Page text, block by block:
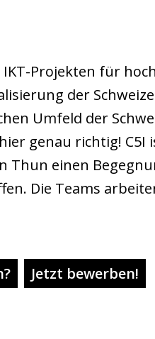
Projekten für
der
Umfeld der
genau richtig! C5I
Thun einen
Die Teams
Jetzt bewerben!